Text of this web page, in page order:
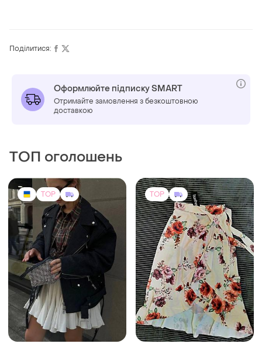
Поділитися:
Оформлюйте підписку SMART
Отримайте замовлення з безкоштовною
доставкою
ТОП оголошень
TOP TOP